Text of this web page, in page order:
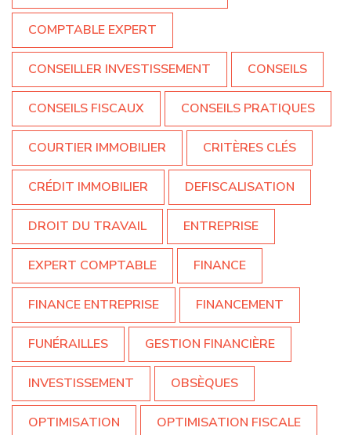
COMPTABLE EXPERT
CONSEILLER INVESTISSEMENT CONSEILS
CONSEILS FISCAUX CONSEILS PRATIQUES
COURTIER IMMOBILIER CRITÈRES CLÉS
CRÉDIT IMMOBILIER DEFISCALISATION
DROIT DU TRAVAIL ENTREPRISE
EXPERT COMPTABLE FINANCE
FINANCE ENTREPRISE FINANCEMENT
FUNÉRAILLES GESTION FINANCIÈRE
INVESTISSEMENT OBSÈQUES
OPTIMISATION OPTIMISATION FISCALE